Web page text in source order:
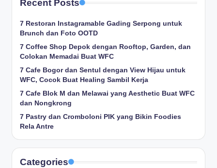
Recent Posts
7 Restoran Instagramable Gading Serpong untuk
Brunch dan Foto OOTD
7 Coffee Shop Depok dengan Rooftop, Garden, dan
Colokan Memadai Buat WFC
7 Cafe Bogor dan Sentul dengan View Hijau untuk
WFC, Cocok Buat Healing Sambil Kerja
7 Cafe Blok M dan Melawai yang Aesthetic Buat WFC
dan Nongkrong
7 Pastry dan Cromboloni PIK yang Bikin Foodies
Rela Antre
Categories